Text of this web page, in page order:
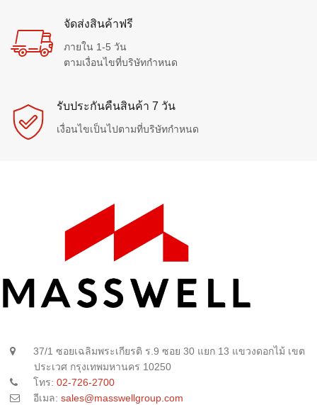
จัดส่งสินค้าฟรี
ภายใน 1-5 วัน
ตามเงื่อนไขที่บริษัทกำหนด
รับประกันคืนสินค้า 7 วัน
เงื่อนไขเป็นไปตามที่บริษัทกำหนด
37/1 ซอยเฉลิมพระเกียรติ ร.9 ซอย 30 แยก 13 แขวงดอกไม้ เขต
ประเวศ กรุงเทพมหานคร 10250
โทร: 02-726-2700
อีเมล: sales@masswellgroup.com